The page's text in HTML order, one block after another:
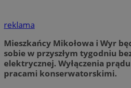
reklama
Mieszkańcy Mikołowa i Wyr
sobie w przyszłym tygodniu
elektrycznej. Wyłączenia
pracami konserwatorskimi.